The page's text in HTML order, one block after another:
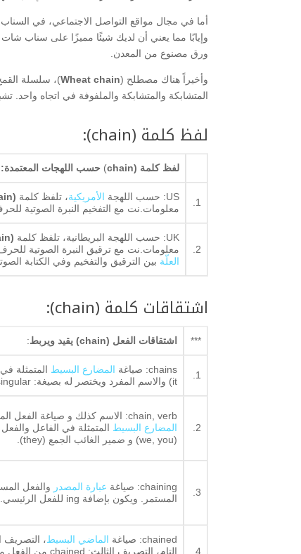
أما في مجال مواقع التواصل الاجتماعي، في
وإيابًا مما يعني أن لديك شيئًا مميزًا على سناب
ورق مصنوع من المعدن.
وأخيراً هناك مصطلح (Wheat chain)، سلسلة
المتشابكة والمتشابكة والملفوفة في اتجاه
لفظ كلمة (chain):
لفظ كلمة (chain )حسب اللهجات المعتمدة:
1. US: حسب اللهجة الأمريكية، تلفظ كلمة (chain
معلومات.نت مع التفخيم النبرة الصوتية
2.
UK: حسب اللهجة البريطانية، تلفظ كلمة (chain)
معلومات.نت مع ترقيق النبرة الصوتية
العلّة بين الترقيق والتفخيم وفي الكتابة
اشتقاقات كلمة (chain):
*** اشتقاقات الفعل (chain )يقيد ويربط:
1. chains: صياغة المضارع البسيط
it) والاسم المفرد ويختصر له بصيغة: v 3rd person singular. والجمع يعني: مراكز.
2.
chain, verb: الاسم كذلك و صياغة الفعل المجرد، infinitive ويكون بوجود حرف الجر to أو التصريف الأول أو
المضارع البسيط
(we, you) و ضمير الغائب الجمع (they).
3. chaining: صياغة عبارة المصدر والفعل
المستمر. ويكون بإضافة ing للفعل الرئيسي.
4.
chained: صياغة الماضي البسيط
التام، التصريف الثالث: chained من الفعل من الأزمنة التالية: